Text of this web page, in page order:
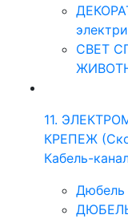
СВЕТ
11.
КРЕПЕЖ
Кабель-
Дюбель